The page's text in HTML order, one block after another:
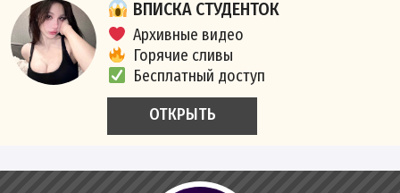
ВПИСКА СТУДЕНТОК
Архивные видео
Горячие сливы
Бесплатный доступ
ОТКРЫТЬ